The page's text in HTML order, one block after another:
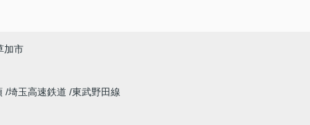
加市
埼玉高速鉄道 東武野田線